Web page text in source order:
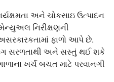
અને ચોકસાઇ ઉત્પાદન
નિરીક્ષણની
ફાળો આપે છે.
સરળતાથી અને સસ્તું થઈ શકે
ખર્ચ બચત માટે પરવાનગી